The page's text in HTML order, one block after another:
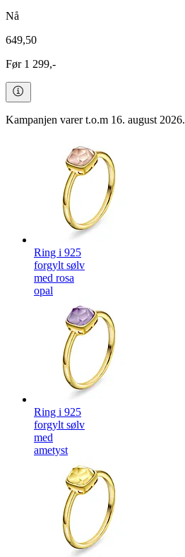
Nå
649,50
Før 1 299,-
Kampanjen varer t.o.m 16. august 2026.
Ring i 925
forgylt sølv
med rosa
opal
Ring i 925
forgylt sølv
med
ametyst